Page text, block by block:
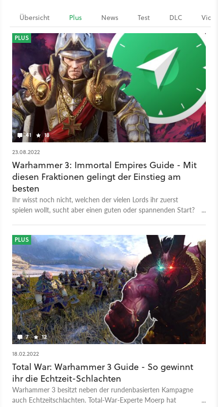
Übersicht Plus News Test DLC
41 18
PLUS
23.08.2022
Warhammer 3: Immortal Empires Guide - Mit
diesen Fraktionen gelingt der Einstieg am
besten
Ihr wisst noch nicht, welchen der vielen Lords ihr zuerst
spielen wollt, sucht aber einen guten oder spannenden Start?
7 12
PLUS
18.02.2022
Total War: Warhammer 3 Guide - So gewinnt
ihr die Echtzeit-Schlachten
Warhammer 3 besitzt neben der rundenbasierten Kampagne
auch Echtzeitschlachten. Total-War-Experte Moerp hat